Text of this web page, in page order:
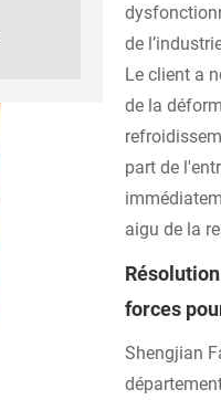
de
Le client a
de la
part de
aigu de la
forces
Shengjian